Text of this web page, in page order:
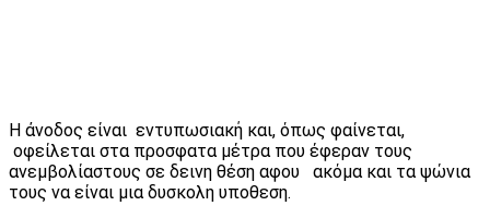
Η άνοδος είναι εντυπωσιακή και, όπως φαίνεται,
οφείλεται στα προσφατα μέτρα που έφεραν τους
ανεμβολίαστους σε δεινη θέση αφου ακόμα και τα ψώνια
τους να είναι μια δυσκολη υποθεση.